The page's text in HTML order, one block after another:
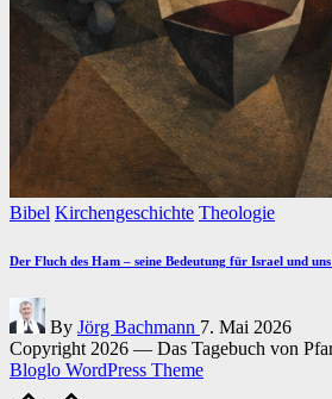
Posted
Bibel Kirchengeschichte Theologie
Der Fluch des Ham – seine Bedeutung für Israel und
Posted
by
By Jörg Bachmann 7. Mai 2026
Copyright 2026 — Das Tagebuch von
Bloglo WordPress Theme